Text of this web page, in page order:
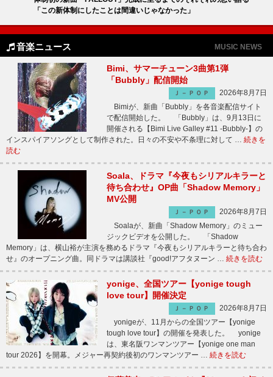
「この新体制にしたことは間違いじゃなかった」
音楽ニュース MUSIC NEWS
Bimi、サマーチューン3曲第1弾
「Bubbly」配信開始
Ｊ－ＰＯＰ
2026年8月7日
Bimiが、新曲「Bubbly」を各音楽配信サイト
で配信開始した。 「Bubbly」は、9月13日に
開催される【Bimi Live Galley #11 -Bubbly-】の
インスパイアソングとして制作された。日々の不安や不条理に対して … 続きを
読む
Soala、ドラマ『今夜もシリアルキラーと
待ち合わせ』OP曲「Shadow Memory」
MV公開
Ｊ－ＰＯＰ
2026年8月7日
Soalaが、新曲「Shadow Memory」のミュー
ジックビデオを公開した。 「Shadow
Memory」は、横山裕が主演を務めるドラマ『今夜もシリアルキラーと待ち合わ
せ』のオープニング曲。同ドラマは講談社『good!アフタヌーン … 続きを読む
yonige、全国ツアー【yonige tough
love tour】開催決定
Ｊ－ＰＯＰ
2026年8月7日
yonigeが、11月からの全国ツアー【yonige
tough love tour】の開催を発表した。 yonige
は、東名阪ワンマンツアー【yonige one man
tour 2026】を開幕。メジャー再契約後初のワンマンツアー … 続きを読む